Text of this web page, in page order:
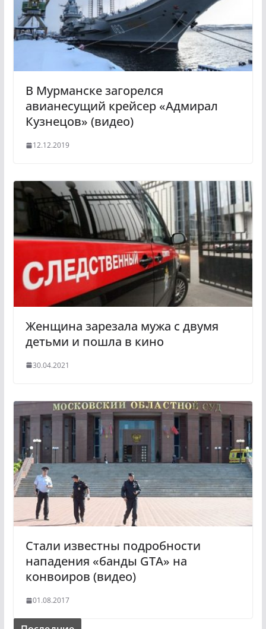
n
i
k
В Мурманске загорелся
авианесущий крейсер «Адмирал
Кузнецов» (видео)
12.12.2019
Женщина зарезала мужа с двумя
детьми и пошла в кино
30.04.2021
Стали известны подробности
нападения «банды GTA» на
конвоиров (видео)
01.08.2017